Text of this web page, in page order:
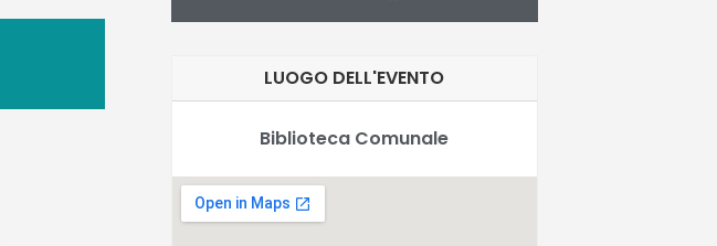
LUOGO DELL'EVENTO
Biblioteca Comunale